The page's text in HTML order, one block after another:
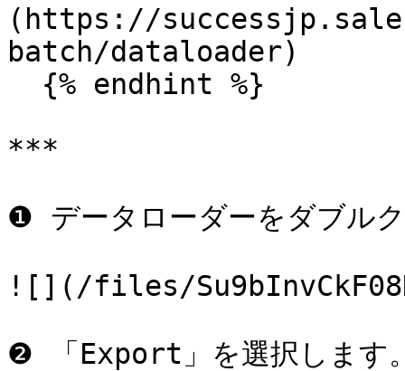
(https://
batch/dataloader)
***
❶ データローダーをダブル
![](/files/
❷ 「Export」を選択します